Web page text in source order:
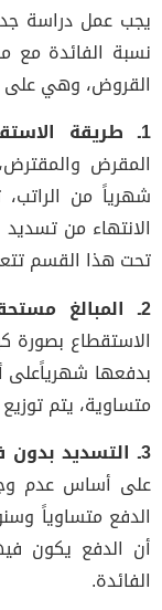
عمل دراسة جدوى
الفائدة مع
وهي على
والمقترض،
من الراتب،
من تسديد
هذا القسم تتعلق
بصورة
شهرياًعلى
يتم توزيع
أساس عدم وجود
متساوياً
يكون فيها